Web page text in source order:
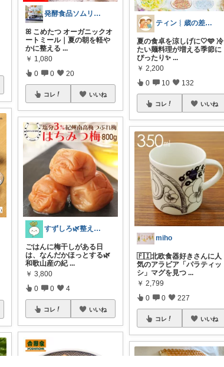
発酵食品ソムリエmana
ꕤ こめたつ オーガニックオ
ートミール｜夏の朝を軽や
かに整える ...
￥ 1,080
0 0 20
コレ いいね
すずしろ🌿整えながら、ゆるく暮らす
ごはんに梅干しがある日
は、なんだかほっとする🌿
和歌山産の紀 ...
￥ 3,800
0 0 4
コレ いいね
ティン︴歳の差3きょうだいママ
夏の食卓を涼しげに🤍🩵 冷
たい麺料理が増える季節に
ぴったり✨ ...
￥ 2,200
0 10 132
コレ いいね
miho
🇫🇮北欧食器好きさんに人
気のアラビア「パラティッ
シ」マグを見つ ...
￥ 2,799
0 0 227
コレ いいね